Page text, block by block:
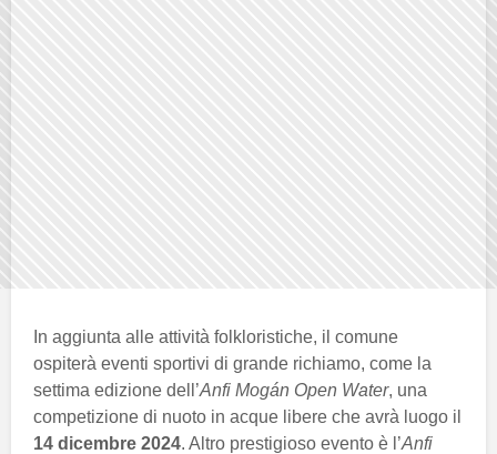
In aggiunta alle attività folkloristiche, il comune
ospiterà eventi sportivi di grande richiamo, come la
settima edizione dell’Anfi Mogán Open Water, una
competizione di nuoto in acque libere che avrà luogo il
14 dicembre 2024. Altro prestigioso evento è l’Anfi